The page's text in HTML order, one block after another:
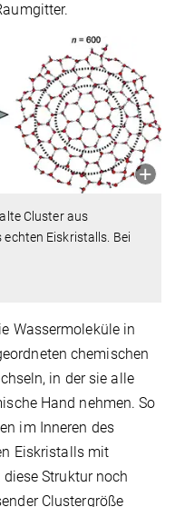
Cluster aus
Eiskristalls. Bei
Wassermoleküle in
chemischen
in der sie alle
Hand nehmen. So
im Inneren des
Eiskristalls mit
Struktur noch
Clustergröße